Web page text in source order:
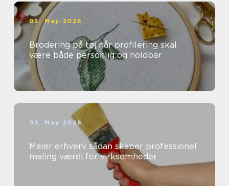
05. May 2026
Brodering på tøj når profilering skal
være både personlig og holdbar
02. May 2026
Maler erhverv sådan skaber professionel
maling værdi for virksomheder